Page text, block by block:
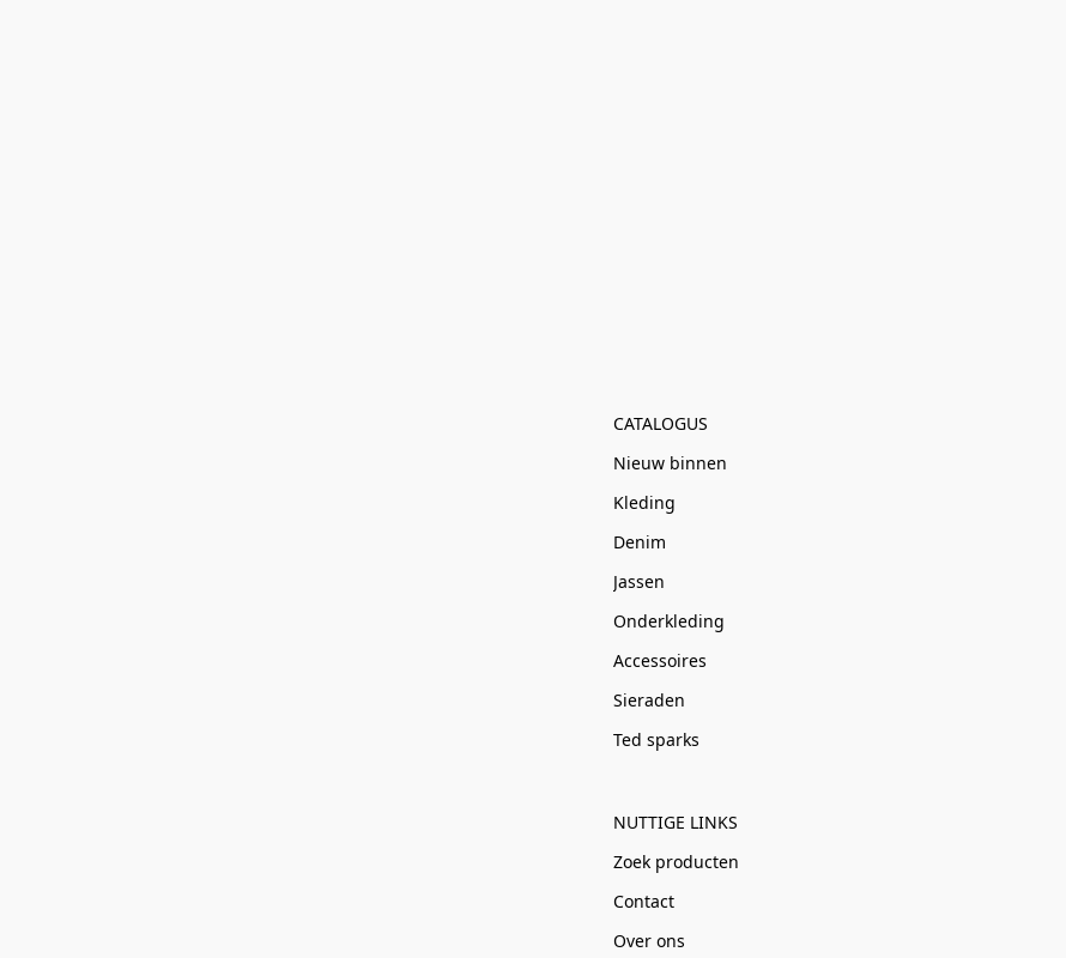
CATALOGUS
Nieuw binnen
Kleding
Denim
Jassen
Onderkleding
Accessoires
Sieraden
Ted sparks
NUTTIGE LINKS
Zoek producten
Contact
Over ons